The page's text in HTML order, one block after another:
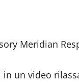
Meridian
un video